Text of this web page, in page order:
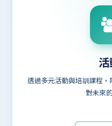
透過多元活動與培訓課程
對未來